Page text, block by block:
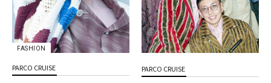
FASHION
PARCO CRUISE PARCO CRUISE